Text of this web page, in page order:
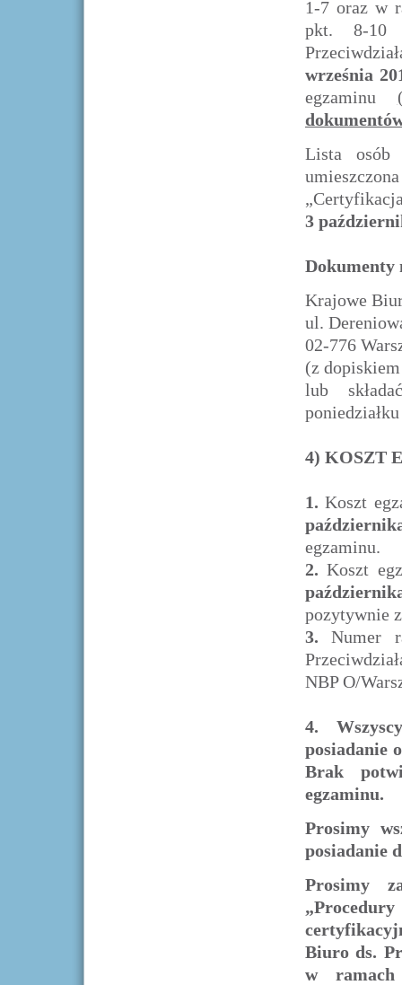
1-7 oraz w
pkt. 8-10
września
egzaminu
Lista osób
3
Dokumenty
Krajowe
ul.
02-776
(z
lub
4) KOSZT
1.Koszt
egzaminu.
2. Koszt
pozytywnie
3. Numer
NBP O/
4.
posiadanie
Brak
egzaminu.
Prosimy
posiadanie
Prosimy
Biuro ds.
w ramach